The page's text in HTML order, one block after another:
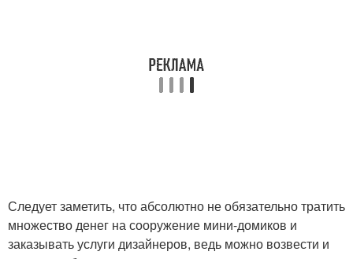
Следует заметить, что абсолютно не обязательно тратить
множество денег на сооружение мини-домиков и
заказывать услуги дизайнеров, ведь можно возвести и